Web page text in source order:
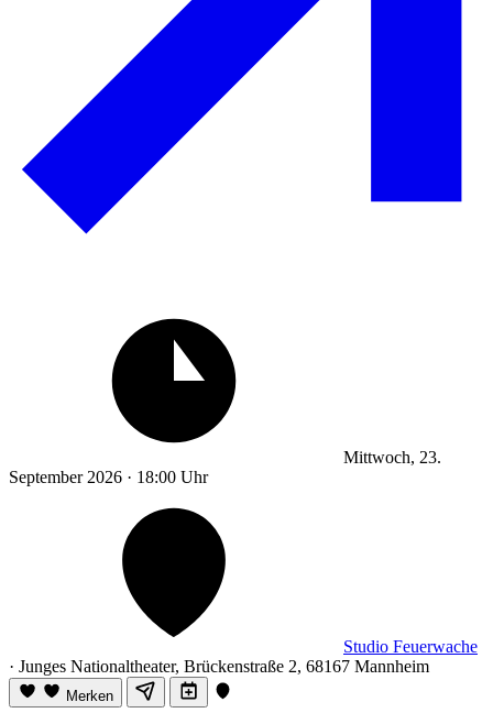
Mittwoch, 23.
September 2026 · 18:00 Uhr
Studio Feuerwache
· Junges Nationaltheater, Brückenstraße 2, 68167 Mannheim
Merken